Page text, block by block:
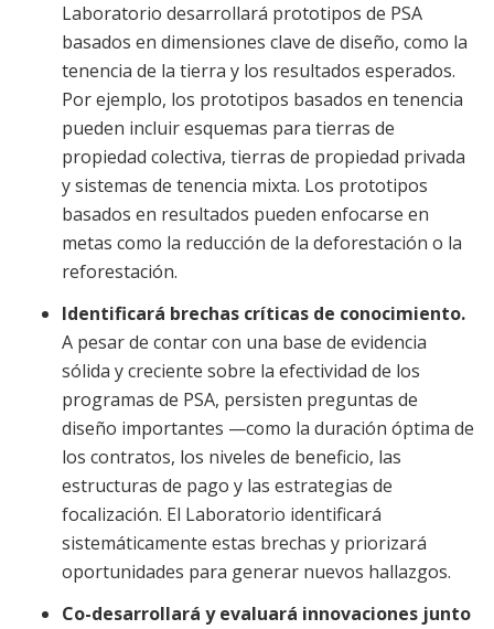
Laboratorio desarrollará prototipos de PSA
basados en dimensiones clave de diseño, como la
tenencia de la tierra y los resultados esperados.
Por ejemplo, los prototipos basados en tenencia
pueden incluir esquemas para tierras de
propiedad colectiva, tierras de propiedad privada
y sistemas de tenencia mixta. Los prototipos
basados en resultados pueden enfocarse en
metas como la reducción de la deforestación o la
reforestación.
Identificará brechas críticas de conocimiento.
A pesar de contar con una base de evidencia
sólida y creciente sobre la efectividad de los
programas de PSA, persisten preguntas de
diseño importantes —como la duración óptima de
los contratos, los niveles de beneficio, las
estructuras de pago y las estrategias de
focalización. El Laboratorio identificará
sistemáticamente estas brechas y priorizará
oportunidades para generar nuevos hallazgos.
Co-desarrollará y evaluará innovaciones junto